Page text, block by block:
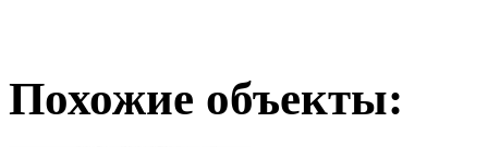
Похожие объекты: